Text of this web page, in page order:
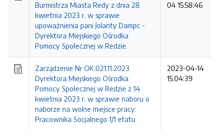
Burmistrza Miasta Redy z dnia 28
kwietnia 2023 r. w sprawie
upoważnienia pani Jolanty Dampc -
Dyrektora Miejskiego Ośrodka
Pomocy Społecznej w Redzie.
04 15:58:46
Zarządzenie Nr OK.021.11.2023
Dyrektora Miejskiego Ośrodka
Pomocy Społecznej w Redzie z 14
kwietnia 2023 r. w sprawie naboru o
naborze na wolne miejsce pracy:
Pracownika Socjalnego 1/1 etatu
2023-04-14
15:04:39